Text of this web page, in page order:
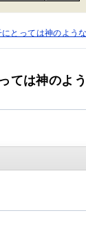
とっては神のよう
ては神のよ